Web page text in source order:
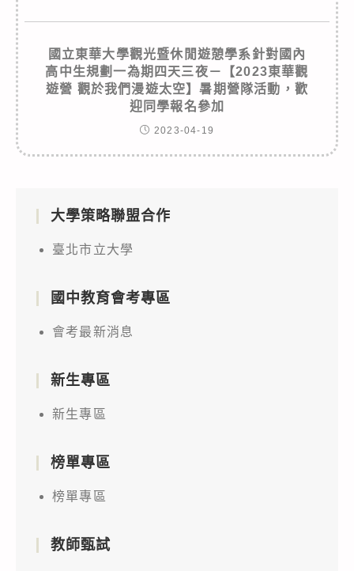
國立東華大學觀光暨休閒遊憩學系針對國內
高中生規劃一為期四天三夜－【2023東華觀
遊營 觀於我們漫遊太空】暑期營隊活動，歡
迎同學報名參加
2023-04-19
大學策略聯盟合作
臺北市立大學
國中教育會考專區
會考最新消息
新生專區
新生專區
榜單專區
榜單專區
教師甄試